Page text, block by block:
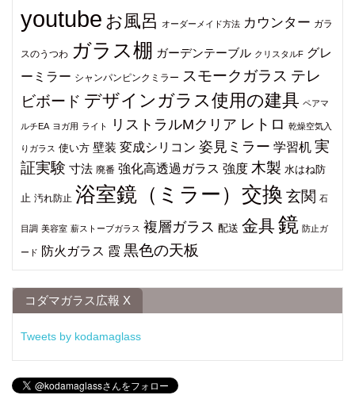
youtube お風呂 オーダーメイド方法 カウンター ガラ
スのうつわ ガラス棚 ガーデンテーブル クリスタルF グレ
ーミラー シャンパンピンクミラー スモークガラス テレ
ビボード デザインガラス使用の建具 ペアマ
ルチEA ヨガ用 ライト リストラルMクリア レトロ 乾燥空気入
りガラス 使い方 壁装 変成シリコン 姿見ミラー 学習机 実
証実験 寸法 廃番 強化高透過ガラス 強度 木製 水はね防
止 汚れ防止 浴室鏡（ミラー）交換 玄関 石
目調 美容室 薪ストーブガラス 複層ガラス 配送 金具鏡 防止ガ
ード 防火ガラス 霞 黒色の天板
コダマガラス広報 X
Tweets by kodamaglass